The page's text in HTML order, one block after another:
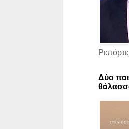
Δύο